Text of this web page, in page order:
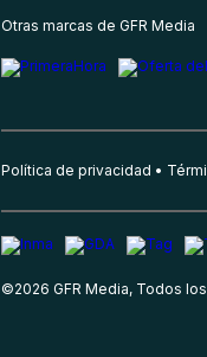
Otras marcas de GFR Media
Política de privacidad
©2026 GFR Media, Todos